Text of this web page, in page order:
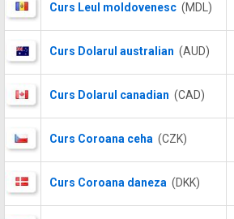
Curs Leul moldovenesc (MDL)
Curs Dolarul australian (AUD)
Curs Dolarul canadian (CAD)
Curs Coroana ceha (CZK)
Curs Coroana daneza (DKK)